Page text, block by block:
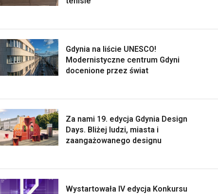
Gdynia na liście UNESCO!
Modernistyczne centrum Gdyni
docenione przez świat
Za nami 19. edycja Gdynia Design
Days. Bliżej ludzi, miasta i
zaangażowanego designu
Wystartowała IV edycja Konkursu